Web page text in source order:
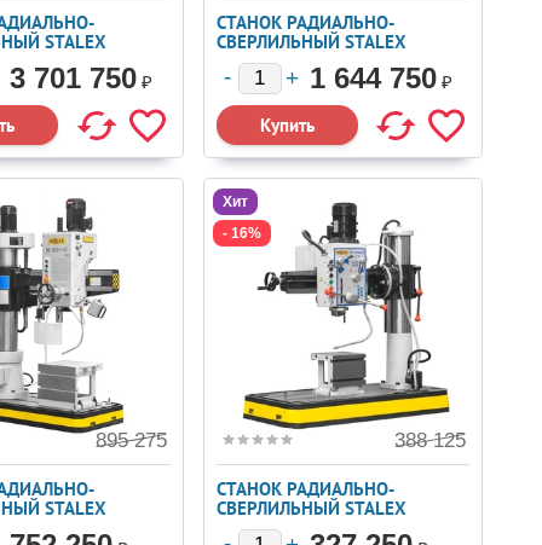
STALEX
3 701 750 ₽
СТАНОК РАДИАЛЬНО-
СВЕРЛИЛЬНЫЙ STALEX
RD1600X50
1 644 750 ₽
STALEX
895 275
Хит
- 16%
СТАНОК РАДИАЛЬНО-
СВЕРЛИЛЬНЫЙ STALEX
RD700X32
388 125